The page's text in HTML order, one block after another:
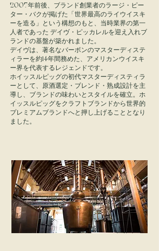
2007年前後、ブランド創業者のラージ・ピー
ター・バクが掲げた「世界最高のライウイスキ
ーを造る」という構想のもと、当時業界の第一
人者であった デイヴ・ピッカレルを迎え入れブ
ランドの基盤が築かれました。
デイヴは、著名なバーボンのマスターディステ
ィラーを約14年間務めた、アメリカンウイスキ
ー界を代表するレジェンドです。
ホイッスルピッグの初代マスターディスティラ
ーとして、原酒選定・ブレンド・熟成設計を主
導し、ブランドの味わいとスタイルを確立。ホ
イッスルピッグをクラフトブランドから世界的
プレミアムブランドへと押し上げることとなり
ました。